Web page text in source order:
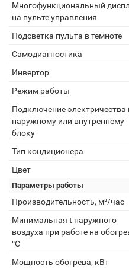
Многофункциональный
на пульте управления
Подсветка пульта в темноте
Самодиагностика
Инвертор
Режим работы
Подключение электричества
наружному или внутреннему
блоку
Тип кондиционера
Цвет
Параметры работы
Производительность, м³/час
Минимальная t наружного
воздуха при работе на
°С
Мощность обогрева, кВт